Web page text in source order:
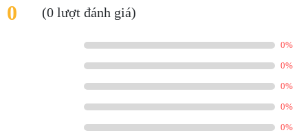
0 (0 lượt đánh giá)
0%
0%
0%
0%
0%